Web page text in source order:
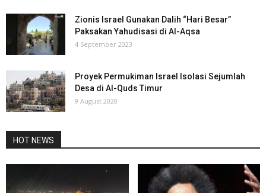
Zionis Israel Gunakan Dalih “Hari Besar”
Paksakan Yahudisasi di Al-Aqsa
4 September 2023
Proyek Permukiman Israel Isolasi Sejumlah
Desa di Al-Quds Timur
9 August 2020
HOT NEWS